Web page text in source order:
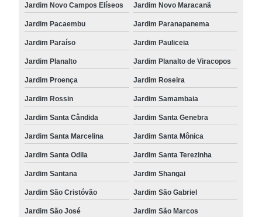
Jardim Novo Campos Elíseos Jardim Novo Maracanã
Jardim Pacaembu Jardim Paranapanema
Jardim Paraíso Jardim Pauliceia
Jardim Planalto Jardim Planalto de Viracopos
Jardim Proença Jardim Roseira
Jardim Rossin Jardim Samambaia
Jardim Santa Cândida Jardim Santa Genebra
Jardim Santa Marcelina Jardim Santa Mônica
Jardim Santa Odila Jardim Santa Terezinha
Jardim Santana Jardim Shangai
Jardim São Cristóvão Jardim São Gabriel
Jardim São José Jardim São Marcos